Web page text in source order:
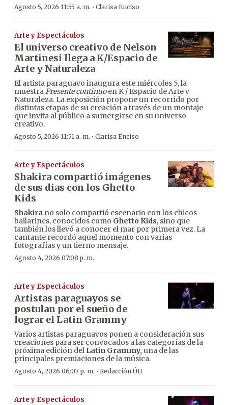
Agosto 5, 2026 11:55 a. m. · Clarisa Enciso
Arte y Espectáculos
El universo creativo de Nelson
Martinesi llega a K/Espacio de
Arte y Naturaleza
El artista paraguayo inaugura este miércoles 5, la
muestraPresente continuoen K / Espacio de Arte y
Naturaleza. La exposición propone un recorrido por
distintas etapas de su creación a través de un montaje
que invita al público a sumergirse en su universo
creativo.
Agosto 5, 2026 11:51 a. m. · Clarisa Enciso
Arte y Espectáculos
Shakira compartió imágenes
de sus dias con los Ghetto
Kids
Shakira no solo compartió escenario con los chicos
bailarines, conocidos como Ghetto Kids, sino que
también los llevó a conocer el mar por primera vez. La
cantante recordó aquel momento con varias
fotografías y un tierno mensaje.
Agosto 4, 2026 07:08 p. m.
Arte y Espectáculos
Artistas paraguayos se
postulan por el sueño de
lograr el Latin Grammy
Varios artistas paraguayos ponen a consideración sus
creaciones para ser convocados a las categorías de la
próxima edición del Latin Grammy, una de las
principales premiaciones de la música.
Agosto 4, 2026 06:07 p. m. · Redacción ÚH
Arte y Espectáculos